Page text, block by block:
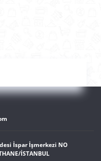
İspar İşmerkezi NO
İSTANBUL